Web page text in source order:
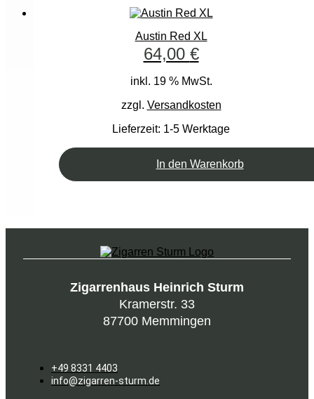
Austin Red XL
64,00 €
inkl. 19 % MwSt.
zzgl. Versandkosten
Lieferzeit: 1-5 Werktage
In den Warenkorb
Zigarrenhaus Heinrich Sturm
Kramerstr. 33
87700 Memmingen
+49 8331 4403
info@zigarren-sturm.de